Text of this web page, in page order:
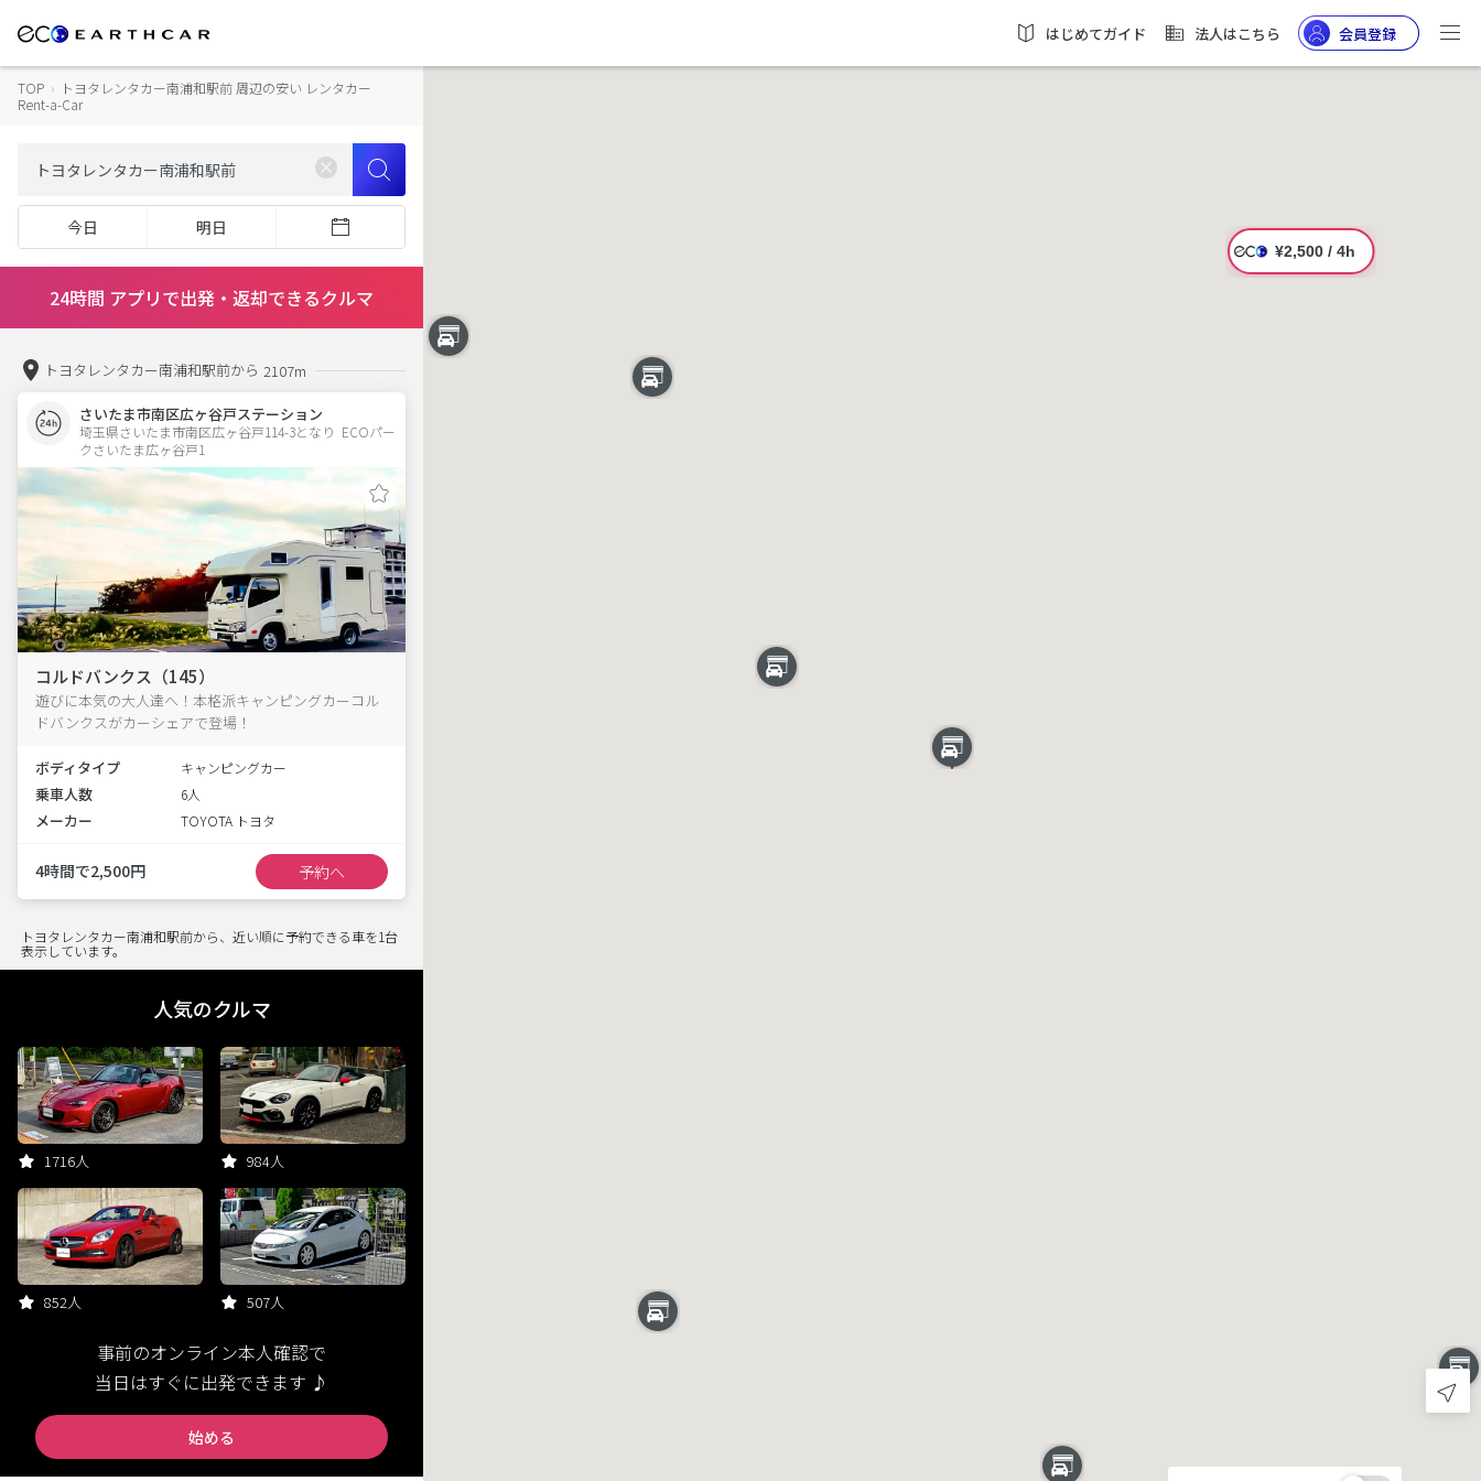
はじめてガイド 法人はこちら 会員登録
TOP › トヨタレンタカー南浦和駅前 周辺の安い レンタカー
Rent-a-Car
今日 明日
24時間 アプリで出発・返却できるクルマ
トヨタレンタカー南浦和駅前から 2107m
さいたま市南区広ヶ谷戸ステーション
埼玉県さいたま市南区広ヶ谷戸114-3となり  ECOパー
クさいたま広ヶ谷戸1
コルドバンクス（145）
遊びに本気の大人達へ！本格派キャンピングカーコル
ドバンクスがカーシェアで登場！
ボディタイプ キャンピングカー
乗車人数 6人
メーカー TOYOTA トヨタ
4時間で2,500円 予約へ
トヨタレンタカー南浦和駅前から、近い順に予約できる車を1台
表示しています。
人気のクルマ
1716人 984人
852人 507人
事前のオンライン本人確認で
当日はすぐに出発できます ♪
始める